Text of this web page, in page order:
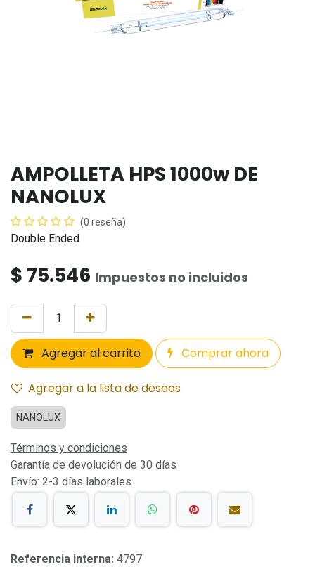
AMPOLLETA HPS 1000w DE
NANOLUX
(0 reseña)
Double Ended
$ 75.546 Impuestos no incluidos
Agregar al carrito Comprar ahora
Agregar a la lista de deseos
NANOLUX
Términos y condiciones
Garantía de devolución de 30 días
Envío: 2-3 días laborales
Referencia interna: 4797